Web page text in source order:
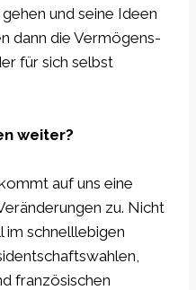
und seine Ideen
dann die Vermögens-
für sich selbst
weiter?
auf uns eine
zu. Nicht
im schnelllebigen
französischen